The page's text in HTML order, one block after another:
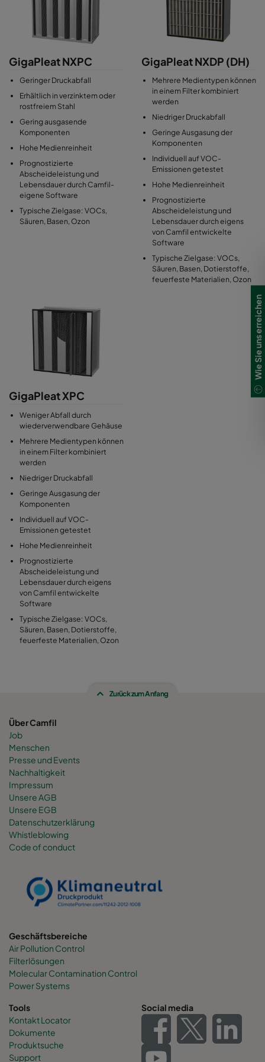
Anforderungen an Reinraumumgebungen zu erfüllen, sie
verhindern eine Beeinträchtigung der Lebensdauer von HEPA-
und ULPA-Filtern, die an der Auslassseite von Lüftungsanlagen zu
finden sind.
GigaPleat NXPC
Geringer Druckabfall
Erhältlich in verzinktem oder
rostfreiem Stahl
Gering ausgasende
Komponenten
Hohe Medienreinheit
Prognostizierte
Abscheideleistung und
Lebensdauer durch Camfil-
eigene Software
Typische Zielgase: VOCs,
Säuren, Basen, Ozon
GigaPleat NXDP (DH)
Mehrere Medientypen können
in einem Filter kombiniert
werden
Niedriger Druckabfall
Geringe Ausgasung der
Komponenten
Individuell auf VOC-
Emissionen getestet
Hohe Medienreinheit
Prognostizierte
Abscheideleistung und
Lebensdauer durch eigens
von Camfil entwickelte
Software
Typische Zielgase: VOCs,
Säuren, Basen, Dotierstoffe,
feuerfeste Materialien, Ozon
GigaPleat XPC
Weniger Abfall durch
wiederverwendbare Gehäuse
Mehrere Medientypen können
in einem Filter kombiniert
werden
Niedriger Druckabfall
Geringe Ausgasung der
Komponenten
Individuell auf VOC-
Emissionen getestet
Hohe Medienreinheit
Prognostizierte
Abscheideleistung und
Lebensdauer durch eigens
von Camfil entwickelte
Software
Typische Zielgase: VOCs,
Säuren, Basen, Dotierstoffe,
feuerfeste Materialien, Ozon
Zurück zum Anfang
Über Camfil
Job
Menschen
Presse und Events
Nachhaltigkeit
Impressum
Unsere AGB
Unsere EGB
Datenschutzerklärung
Whistleblowing
Code of conduct
Geschäftsbereiche
Air Pollution Control
Filterlösungen
Molecular Contamination Control
Power Systems
Tools
Kontakt Locator
Dokumente
Produktsuche
Support
Social media
Wie Sie uns erreichen